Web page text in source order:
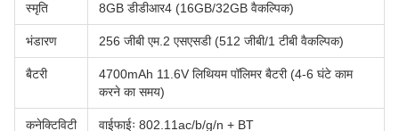
स्मृति 8GB डीडीआर4 (16GB/32GB वैकल्पिक)
भंडारण 256 जीबी एम.2 एसएसडी (512 जीबी/1 टीबी वैकल्पिक)
बैटरी
4700mAh 11.6V लिथियम पॉलिमर बैटरी (4-6 घंटे काम
करने का समय)
कनेक्टिविटी
वाईफाईः 802.11ac/b/g/n + BT